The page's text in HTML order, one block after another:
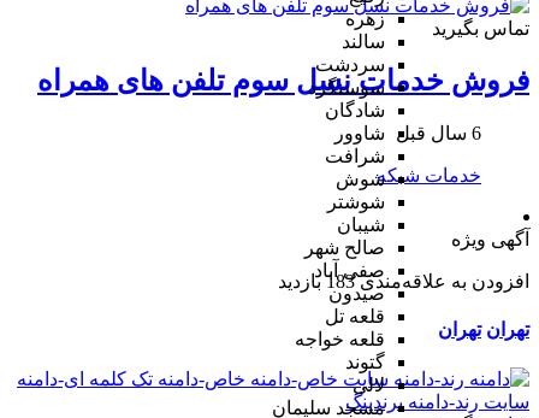
زهره
سالند
سردشت
سوسنگرد
شادگان
شاوور
شرافت
شوش
شوشتر
شیبان
صالح شهر
صفی آباد
صیدون
قلعه تل
قلعه خواجه
گتوند
لالی
مسجد سلیمان
تماس بگیرید
فروش خدمات نسل سوم تلفن های همراه
6 سال قبل
خدمات شبکه
آگهی ویژه
افزودن به علاقه‌مندی 183 بازدید
تهران تهران